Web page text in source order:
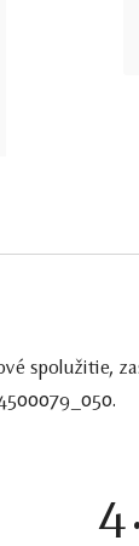
spolužitie,